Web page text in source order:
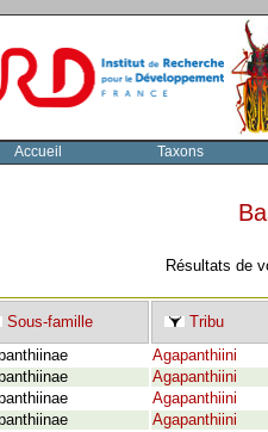
Accueil Taxons
Résultats de
Sous-famille Tribu
Agapanthiini
Agapanthiini
Agapanthiini
Agapanthiini